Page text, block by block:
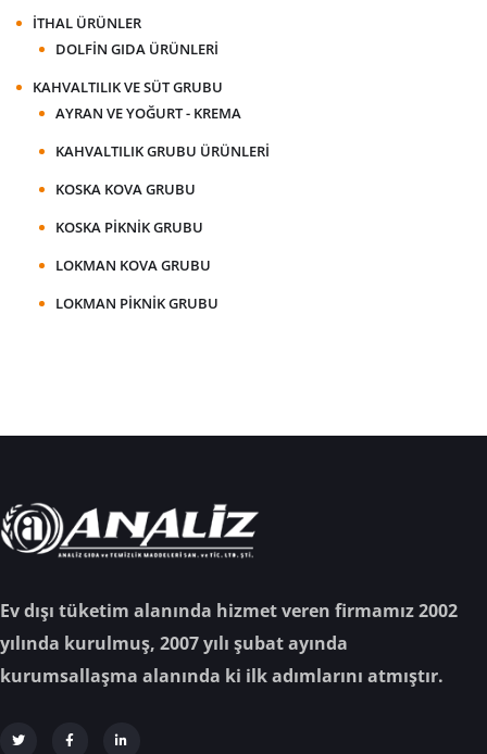
İTHAL ÜRÜNLER
DOLFIN GIDA ÜRÜNLERI
KAHVALTILIK VE SÜT GRUBU
AYRAN VE YOĞURT - KREMA
KAHVALTILIK GRUBU ÜRÜNLERI
KOSKA KOVA GRUBU
KOSKA PIKNIK GRUBU
LOKMAN KOVA GRUBU
LOKMAN PIKNIK GRUBU
Ev dışı tüketim alanında hizmet veren firmamız 2002
yılında kurulmuş, 2007 yılı şubat ayında
kurumsallaşma alanında ki ilk adımlarını atmıştır.